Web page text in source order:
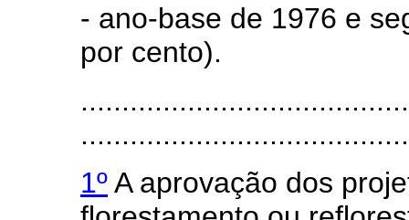
- ano-base de 1976 e
por cento).
1ºA aprovação dos